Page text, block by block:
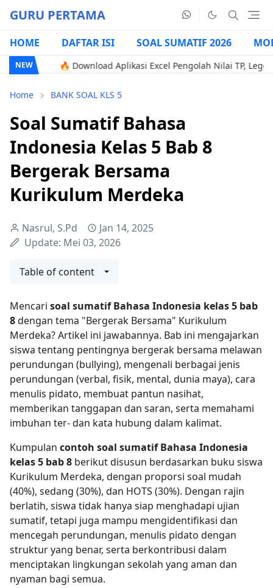
GURU PERTAMA
HOME DAFTAR ISI SOAL SUMATIF 2026
NEW
🔥 Download Aplikasi Excel Pengolah Nilai TP, Legger, &
Home BANK SOAL KLS 5
Soal Sumatif Bahasa
Indonesia Kelas 5 Bab 8
Bergerak Bersama
Kurikulum Merdeka
Nasrul, S.Pd
Jan 14, 2025
Update: Mei 03, 2026
Table of content
Mencari soal sumatif Bahasa Indonesia kelas 5 bab
8dengan tema "Bergerak Bersama" Kurikulum
Merdeka? Artikel ini jawabannya. Bab ini mengajarkan
siswa tentang pentingnya bergerak bersama melawan
perundungan (bullying), mengenali berbagai jenis
perundungan (verbal, fisik, mental, dunia maya), cara
menulis pidato, membuat pantun nasihat,
memberikan tanggapan dan saran, serta memahami
imbuhan ter- dan kata hubung dalam kalimat.
Kumpulan contoh soal sumatif Bahasa Indonesia
kelas 5 bab 8 berikut disusun berdasarkan buku siswa
Kurikulum Merdeka, dengan proporsi soal mudah
(40%), sedang (30%), dan HOTS (30%). Dengan rajin
berlatih, siswa tidak hanya siap menghadapi ujian
sumatif, tetapi juga mampu mengidentifikasi dan
mencegah perundungan, menulis pidato dengan
struktur yang benar, serta berkontribusi dalam
menciptakan lingkungan sekolah yang aman dan
nyaman bagi semua.